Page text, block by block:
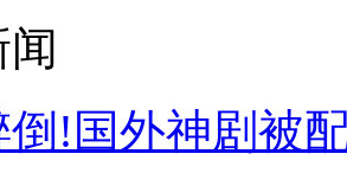
!国外神剧被